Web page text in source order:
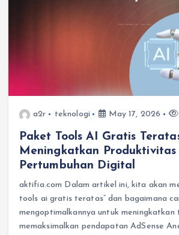
a2r teknologi May 17, 2026
Paket Tools AI Gratis
Meningkatkan Produktivitas
Pertumbuhan Digital
aktifia.com Dalam artikel ini, kita akan
tools ai gratis teratas” dan bagaimana
mengoptimalkannya untuk meningkatkan
memaksimalkan pendapatan AdSense